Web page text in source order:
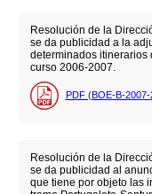
Resolución de la
se da publicidad a la
determinados itinerarios
curso 2006-2007.
PDF (BOE-B-
Resolución de la
se da publicidad al
que tiene por objeto las